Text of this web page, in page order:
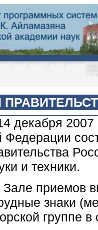
декабря 2007
Федерации
и техники.
приемов
знаки
группе в